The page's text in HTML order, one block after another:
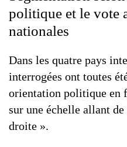
politique et le vote
nationales
Dans les quatre pays
interrogées ont toutes
orientation politique en
sur une échelle allant de
droite ».